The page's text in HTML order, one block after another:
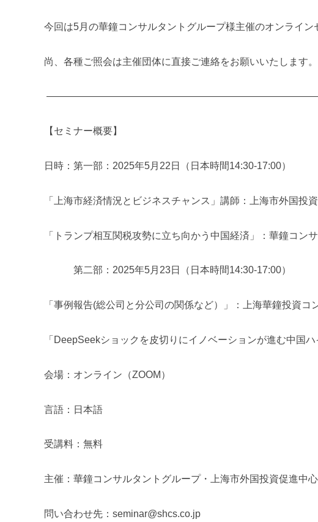
促
進
構
j
i
)
今回は5月の華鐘コンサルタントグループ様主催のオンライン
尚、各種ご照会は主催団体に直接ご連絡をお願いいたします。
【セミナー概要】
日時：第一部：2025年5月22日（日本時間14:30-17:00）
「上海市経済情況とビジネスチャンス」講師：上海市外国
「トランプ相互関税攻勢に立ち向かう中国経済」：華鐘コ
第二部：2025年5月23日（日本時間14:30-17:00）
「事例報告(総公司と分公司の関係など）」：上海華鐘投資
「DeepSeekショックを皮切りにイノベーションが進む中
会場：オンライン（ZOOM）
言語：日本語
受講料：無料
主催：華鐘コンサルタントグループ・上海市外国投資促進中心
問い合わせ先：seminar@shcs.co.jp